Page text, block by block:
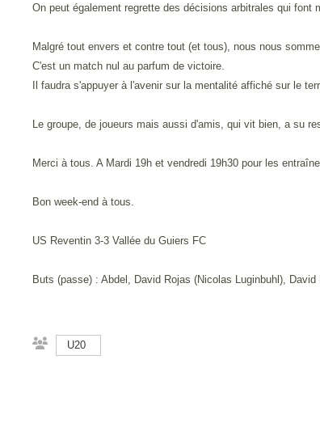
On peut également regrette des décisions arbitrales qui
Malgré tout envers et contre tout (et tous), nous nous
C'est un match nul au parfum de victoire.
Il faudra s'appuyer à l'avenir sur la mentalité affiché sur le
Le groupe, de joueurs mais aussi d'amis, qui vit bien, a su
Merci à tous. A Mardi 19h et vendredi 19h30 pour les
Bon week-end à tous.
US Reventin 3-3 Vallée du Guiers FC
Buts (passe) : Abdel, David Rojas (Nicolas Luginbuhl), David
U20